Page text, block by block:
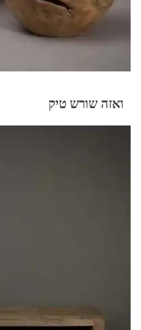
ואזה שורש טיק